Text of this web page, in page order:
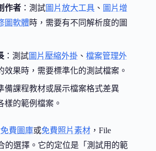
作者 ：測試圖片放大工具 、 圖片增
圖軟體時，需要有不同解析度的圖
：測試圖片壓縮外掛 、 檔案管理外
效果時，需要標準化的測試檔案。
備課程教材或展示檔案格式差異
樣的範例檔案。
免費圖庫或免費照片素材 ，File
的選擇。它的定位是「測試用的範